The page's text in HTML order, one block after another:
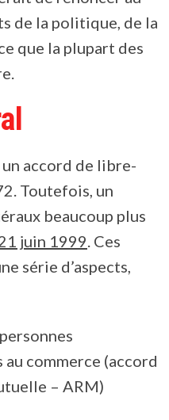
de la politique, de la
que la plupart des
un accord de libre-
Toutefois, un
beaucoup plus
juin 1999. Ces
série d’aspects,
commerce (accord
– ARM)